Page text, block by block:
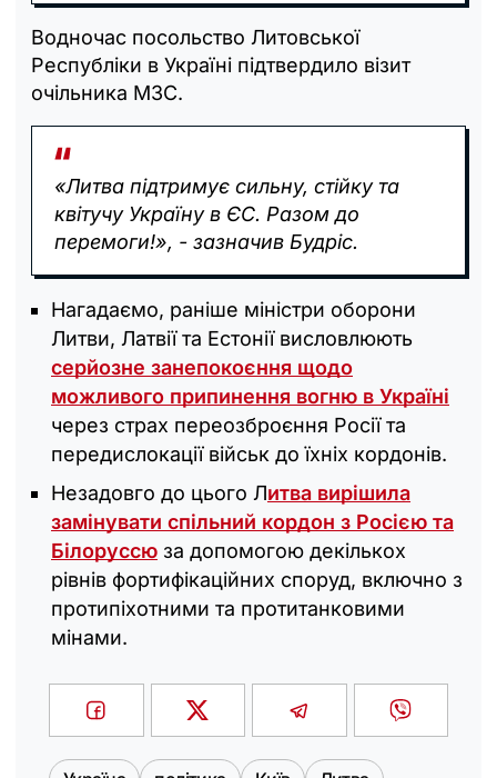
Водночас посольство Литовської
Республіки в Україні підтвердило візит
очільника МЗС.
«Литва підтримує сильну, стійку та
квітучу Україну в ЄС. Разом до
перемоги!», - зазначив Будріс.
Нагадаємо, раніше міністри оборони
Литви, Латвії та Естонії висловлюють
серйозне занепокоєння щодо
можливого припинення вогню в Україні
через страх переозброєння Росії та
передислокації військ до їхніх кордонів.
Незадовго до цього Литва вирішила
замінувати спільний кордон з Росією та
Білоруссю за допомогою декількох
рівнів фортифікаційних споруд, включно з
протипіхотними та протитанковими
мінами.